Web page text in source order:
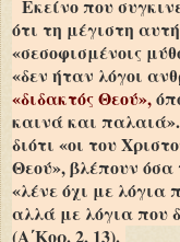
Εκείνο που
ότι τη μέγιστη
«σεσοφισμένοις
«δεν ήταν λόγοι
«διδακτός Θεού»,
καινά και
διότι «οι του
Θεού», βλέπουν όσα
«λένε όχι με λόγια
αλλά με λόγια που
(Α΄Κορ. 2, 13).